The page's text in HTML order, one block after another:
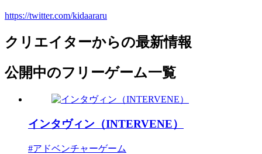
https://twitter.com/kidaararu
クリエイターからの最新情報
公開中のフリーゲーム一覧
インタヴィン（INTERVENE）
#アドベンチャーゲーム